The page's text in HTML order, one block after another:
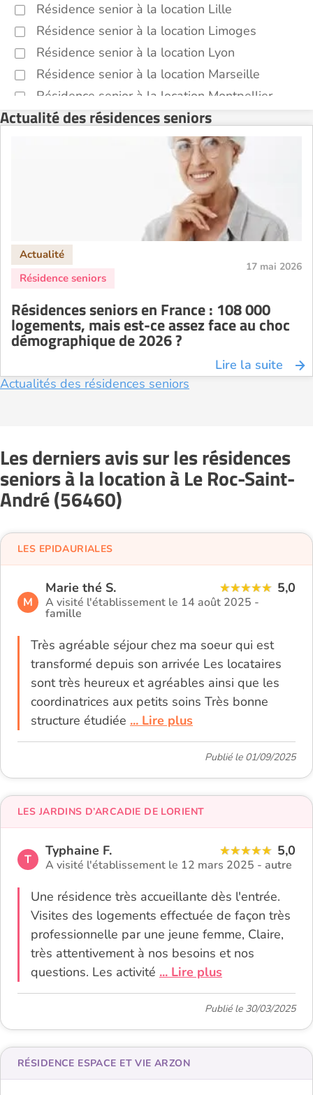
Résidence senior à la location Lille
Résidence senior à la location Limoges
Résidence senior à la location Lyon
Résidence senior à la location Marseille
Résidence senior à la location Montpellier
Résidence senior à la location Montélimar
Résidence senior à la location Nantes
Résidence senior à la location Nîmes
Résidence senior à la location Orléans
Résidence senior à la location Perpignan
Résidence senior à la location Reims
Résidence senior à la location Rennes
Résidence senior à la location Strasbourg
Recherche par ville
Actualité des résidences seniors
17 mai 2026
Résidences seniors en France : 108 000
logements, mais est-ce assez face au choc
démographique de 2026 ?
Lire la suite
Actualités des résidences seniors
Les derniers avis sur les résidences
seniors à la location à Le Roc-Saint-
André (56460)
M
Marie thé S. 5,0
A visité l'établissement le 14 août 2025 -
famille
Très agréable séjour chez ma soeur qui est
transformé depuis son arrivée Les locataires
sont très heureux et agréables ainsi que les
coordinatrices aux petits soins Très bonne
structure étudiée ... Lire plus
LES EPIDAURIALES
Publié le 01/09/2025
T
Typhaine F. 5,0
A visité l'établissement le 12 mars 2025 - autre
Une résidence très accueillante dès l'entrée.
Visites des logements effectuée de façon très
professionnelle par une jeune femme, Claire,
très attentivement à nos besoins et nos
questions. Les activité ... Lire plus
LES JARDINS D’ARCADIE DE LORIENT
Publié le 30/03/2025
RÉSIDENCE ESPACE ET VIE ARZON